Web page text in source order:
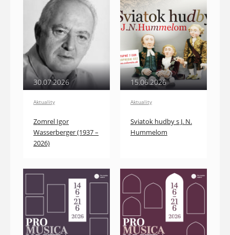
30.07.2026
Aktuality
Zomrel Igor
Wasserberger (1937 –
2026)
15.06.2026
Aktuality
Sviatok hudby s J. N.
Hummelom